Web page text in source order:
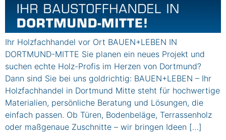
Ihr Holzfachhandel vor Ort BAUEN+LEBEN IN
DORTMUND-MITTE Sie planen ein neues Projekt und
suchen echte Holz-Profis im Herzen von Dortmund?
Dann sind Sie bei uns goldrichtig: BAUEN+LEBEN – Ihr
Holzfachhandel in Dortmund Mitte steht für hochwertige
Materialien, persönliche Beratung und Lösungen, die
einfach passen. Ob Türen, Bodenbeläge, Terrassenholz
oder maßgenaue Zuschnitte – wir bringen Ideen […]